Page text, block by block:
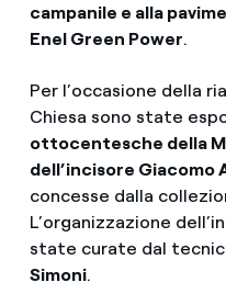
campanile e alla
Enel Green Power.
Per l’occasione della
Chiesa sono state
ottocentesche della
dell’incisore Giacomo
concesse dalla
L’organizzazione
state curate dal
Simoni.